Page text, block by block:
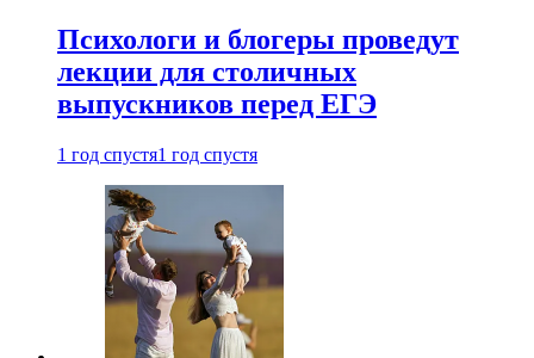
Психологи и блогеры проведут
лекции для столичных
выпускников перед ЕГЭ
1 год спустя1 год спустя